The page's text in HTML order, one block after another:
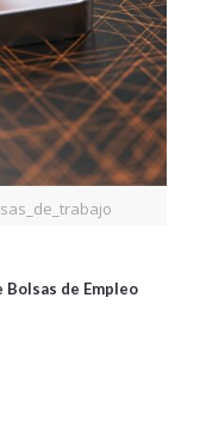
Bolsas de Empleo